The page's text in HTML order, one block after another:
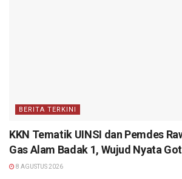
BERITA TERKINI
KKN Tematik UINSI dan Pemdes
Gas Alam Badak 1, Wujud Nyata
8 AGUSTUS 2026